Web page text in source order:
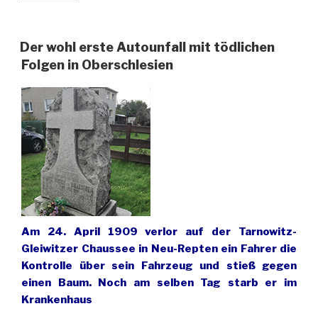
„Großen
Fiat“
125p)“
Der wohl erste Autounfall mit tödlichen
Folgen in Oberschlesien
Am 24. April 1909 verlor auf der Tarnowitz-
Gleiwitzer Chaussee in Neu-Repten ein Fahrer die
Kontrolle über sein Fahrzeug und stieß gegen
einen Baum. Noch am selben Tag starb er im
Krankenhaus